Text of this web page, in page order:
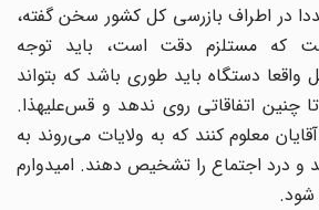
در اطراف بازرسی کل کشور سخن گفته،
که مستلزم دقت است، باید توجه
دستگاه باید طوری باشد که بتواند
چنین اتفاقاتی روی ندهد و قس‌علیهذا.
معلوم کنند که به ولایات می‌روند به
درد اجتماع را تشخیص دهند. امیدوارم